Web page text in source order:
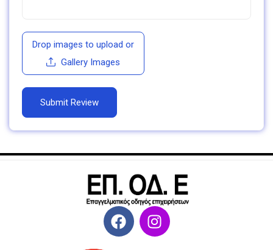
Drop images to upload or
Gallery Images